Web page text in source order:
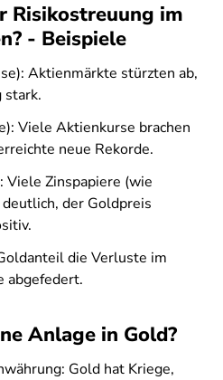
Risikostreuung im
- Beispiele
Aktienmärkte stürzten ab,
stark.
Viele Aktienkurse brachen
neue Rekorde.
Viele Zinspapiere (wie
der Goldpreis
die Verluste im
abgefedert.
Anlage in Gold?
Gold hat Kriege,